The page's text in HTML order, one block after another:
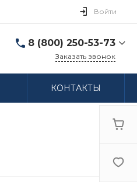
Войти
8 (800) 250-53-73
г. Нижний Новгород,
Заказать звонок
КОНТАКТЫ